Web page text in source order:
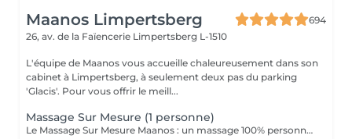
Maanos Limpertsberg
694
26, av. de la Faïencerie Limpertsberg L-1510
L'équipe de Maanos vous accueille chaleureusement dans son
cabinet à Limpertsberg, à seulement deux pas du parking
'Glacis'. Pour vous offrir le meill...
Massage Sur Mesure (1 personne)
Le Massage Sur Mesure Maanos : un massage 100% personnalisé en fonction de vos besoins et de vos envies !